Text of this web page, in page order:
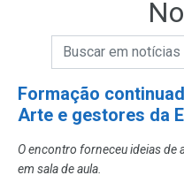
Campo de
Campo de Busca de
Formação
Arte e gestores da
O encontro forneceu ideias de
em sala de aula.